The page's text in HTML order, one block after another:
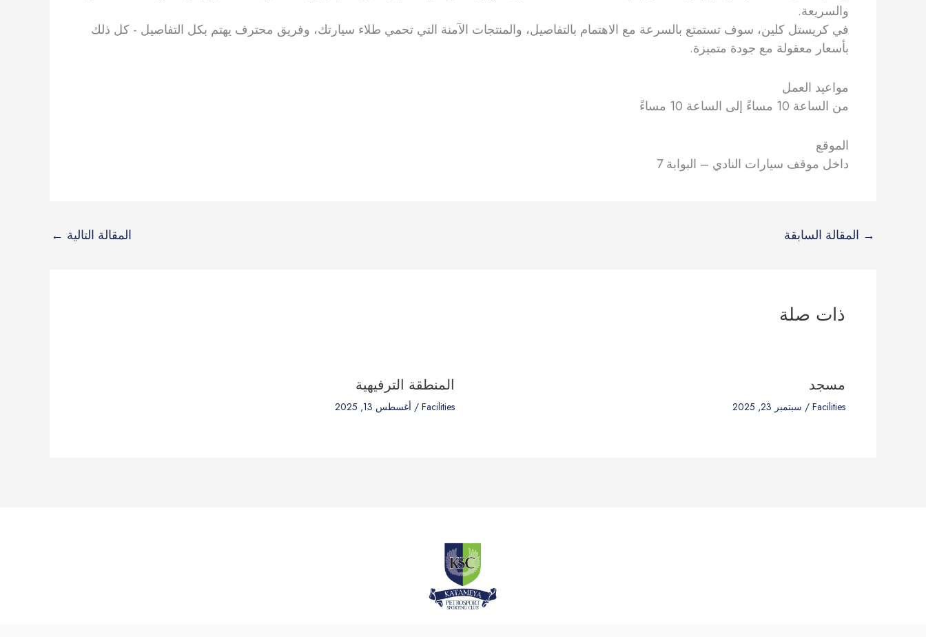
والسريعة.
في كريستل كلين، سوف تستمتع بالسرعة مع الاهتمام بالتفاصيل، والمنتجات الآمنة التي تحمي طلاء سيارتك، وفريق محترف يهتم بكل التفاصيل - كل ذلك
بأسعار معقولة مع جودة متميزة.
مواعيد العمل
من الساعة 10 مساءً إلى الساعة 10 مساءً
الموقع
داخل موقف سيارات النادي – البوابة 7
→ المقالة السابقة المقالة التالية ←
ذات صلة
مسجد
Facilities
/ سبتمبر 23, 2025
المنطقة الترفيهية
Facilities
/ أغسطس 13, 2025